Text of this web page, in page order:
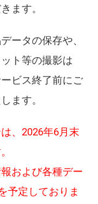
ます。
ータの保存や、
ト等の撮影は
ビス終了前にご
ます。
、2026年6月末
および各種デー
予定しておりま